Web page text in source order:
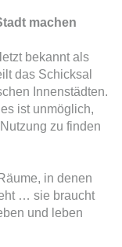
machen
bekannt als
das Schicksal
Innenstädten.
ist unmöglich,
zu finden
in denen
… sie braucht
und leben